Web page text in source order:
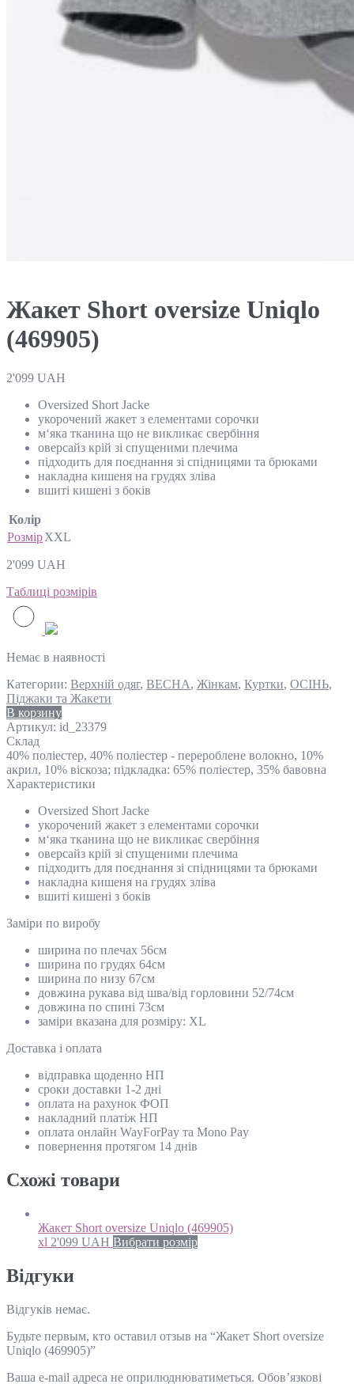
Жакет Short oversize Uniqlo
(469905)
2'099 UAH
Oversized Short Jacke
укорочений жакет з елементами сорочки
м‘яка тканина що не викликає свербіння
оверсайз крій зі спущеними плечима
підходить для поєднання зі спідницями та брюками
накладна кишеня на грудях зліва
вшиті кишені з боків
Колір
РозмірXXL
2'099 UAH
Таблиці розмірів
Немає в наявності
Категории: Верхній одяг, ВЕСНА, Жінкам, Куртки, ОСІНЬ,
Піджаки та Жакети
В корзину
Артикул: id_23379
Склад
40% поліестер, 40% поліестер - перероблене волокно, 10%
акрил, 10% віскоза; підкладка: 65% поліестер, 35% бавовна
Характеристики
Oversized Short Jacke
укорочений жакет з елементами сорочки
м‘яка тканина що не викликає свербіння
оверсайз крій зі спущеними плечима
підходить для поєднання зі спідницями та брюками
накладна кишеня на грудях зліва
вшиті кишені з боків
Замiри по виробу
ширина по плечах 56см
ширина по грудях 64см
ширина по низу 67см
довжина рукава від шва/від горловини 52/74см
довжина по спині 73см
заміри вказана для розміру: ХL
Доставка і оплата
відправка щоденно НП
сроки доставки 1-2 дні
оплата на рахунок ФОП
накладний платіж НП
оплата онлайн WayForPay та Mono Pay
повернення протягом 14 днів
Схожi товари
Жакет Short oversize Uniqlo (469905)
xl 2'099 UAH Вибрати розмір
Відгуки
Відгуків немає.
Будьте первым, кто оставил отзыв на “Жакет Short oversize
Uniqlo (469905)”
Ваша e-mail адреса не оприлюднюватиметься. Обов’язкові